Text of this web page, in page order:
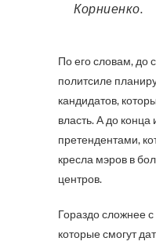
Корниенко.
По его словам, до
политсиле
кандидатов,
власть. А до
претендентами,
кресла мэров в
центров.
Гораздо сложнее
которые смогут